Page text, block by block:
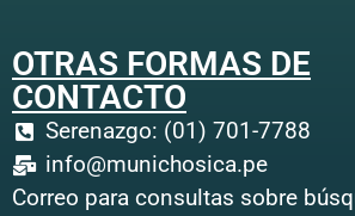
OTRAS FORMAS DE
CONTACTO
Serenazgo: (01) 701-7788
info@munichosica.pe
Correo para consultas sobre